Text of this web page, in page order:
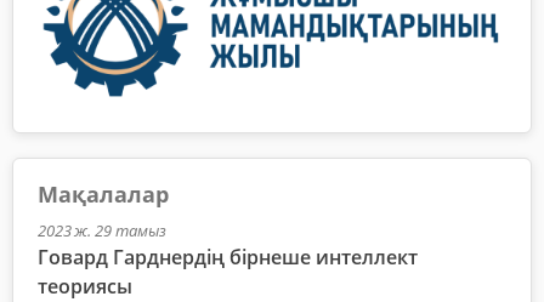
Мақалалар
2023 ж. 29 тамыз
Говард Гарднердің бірнеше интеллект
теориясы